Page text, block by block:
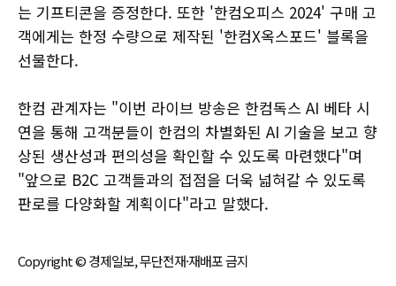
는 기프티콘을 증정한다. 또한 '한컴오피스 2024' 구매 고
객에게는 한정 수량으로 제작된 '한컴X옥스포드' 블록을
선물한다.
한컴 관계자는 "이번 라이브 방송은 한컴독스 AI 베타 시
연을 통해 고객분들이 한컴의 차별화된 AI 기술을 보고 향
상된 생산성과 편의성을 확인할 수 있도록 마련했다"며
"앞으로 B2C 고객들과의 접점을 더욱 넓혀갈 수 있도록
판로를 다양화할 계획이다"라고 말했다.
Copyright © 경제일보, 무단전재·재배포 금지